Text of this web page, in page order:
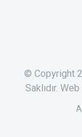
© Copyright
Saklıdır.